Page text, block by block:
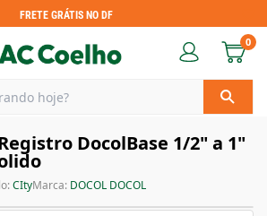
FRETE GRÁTIS NO DF
0
DocolBase 1/2" a 1"
CItyMarca: DOCOL DOCOL